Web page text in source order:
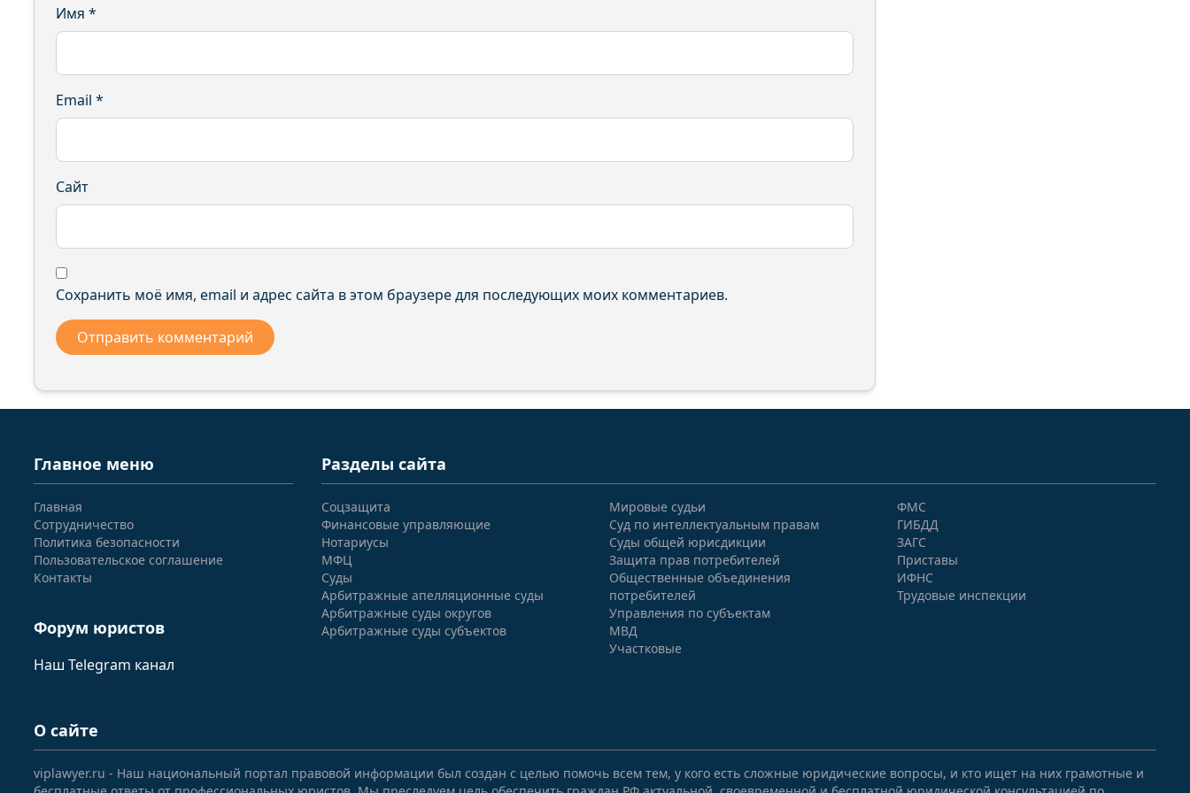
Имя *
Email *
Сайт
Сохранить моё имя, email и адрес сайта в этом браузере для последующих моих комментариев.
Главное меню
Главная
Сотрудничество
Политика безопасности
Пользовательское соглашение
Контакты
Форум юристов
Наш Telegram канал
Разделы сайта
Соцзащита
Финансовые управляющие
Нотариусы
МФЦ
Суды
Арбитражные апелляционные суды
Арбитражные суды округов
Арбитражные суды субъектов
Мировые судьи
Суд по интеллектуальным правам
Суды общей юрисдикции
Защита прав потребителей
Общественные объединения
потребителей
Управления по субъектам
МВД
Участковые
ФМС
ГИБДД
ЗАГС
Приставы
ИФНС
Трудовые инспекции
О сайте
viplawyer.ru - Наш национальный портал правовой информации был создан с целью помочь всем тем, у кого есть сложные юридические вопросы, и кто ищет на них грамотные и